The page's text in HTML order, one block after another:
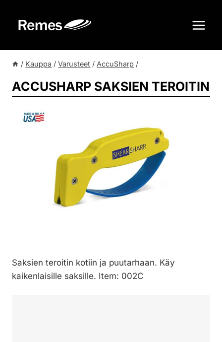
sisältöön
/ Kauppa / Varusteet / AccuSharp /
ACCUSHARP SAKSIEN TEROITIN
Saksien teroitin kotiin ja puutarhaan. Käy
kaikenlaisille saksille. Item: 002C